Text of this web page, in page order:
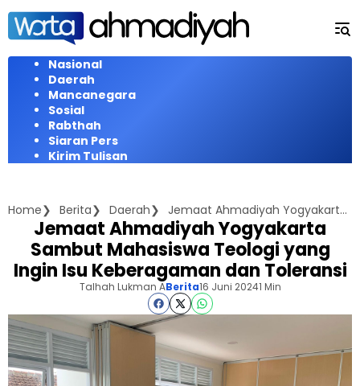
Langsung
konten
Nasional
Daerah
Mancanegara
Sosial
Rabthah
Siaran Pers
Kirim Tulisan
Home Berita Daerah Jemaat Ahmadiyah Yogyakarta Sambut Mahasiswa Teologi yang Ingin Isu Keberagaman dan Toleransi
Jemaat Ahmadiyah Yogyakarta
Sambut Mahasiswa Teologi yang
Ingin Isu Keberagaman dan Toleransi
Talhah Lukman ABerita16 Juni 20241 Min